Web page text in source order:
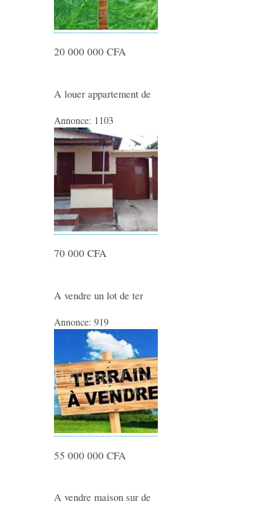
20 000 000 CFA
A louer appartement de
Annonce: 1103
70 000 CFA
A vendre un lot de ter
Annonce: 919
55 000 000 CFA
A vendre maison sur de